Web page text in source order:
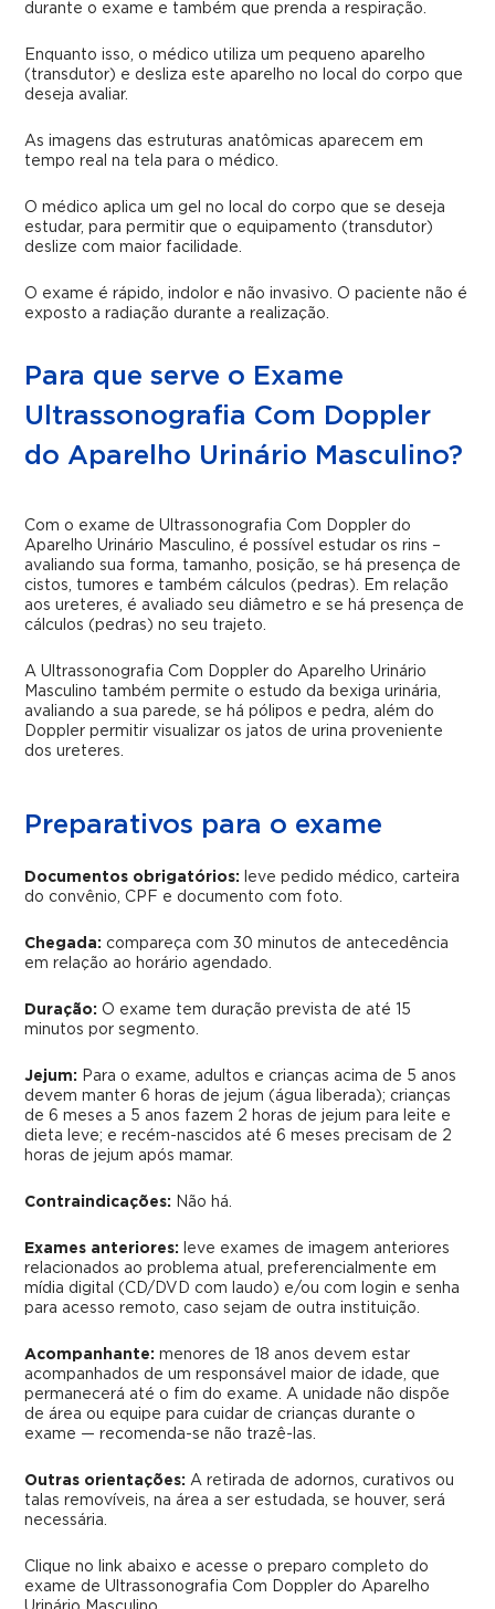
durante o exame e também que prenda a respiração.
Enquanto isso, o médico utiliza um pequeno aparelho
(transdutor) e desliza este aparelho no local do corpo que
deseja avaliar.
As imagens das estruturas anatômicas aparecem em
tempo real na tela para o médico.
O médico aplica um gel no local do corpo que se deseja
estudar, para permitir que o equipamento (transdutor)
deslize com maior facilidade.
O exame é rápido, indolor e não invasivo. O paciente não é
exposto a radiação durante a realização.
Para que serve o Exame
Ultrassonografia Com Doppler
do Aparelho Urinário Masculino?
Com o exame de Ultrassonografia Com Doppler do
Aparelho Urinário Masculino, é possível estudar os rins –
avaliando sua forma, tamanho, posição, se há presença de
cistos, tumores e também cálculos (pedras). Em relação
aos ureteres, é avaliado seu diâmetro e se há presença de
cálculos (pedras) no seu trajeto.
A Ultrassonografia Com Doppler do Aparelho Urinário
Masculino também permite o estudo da bexiga urinária,
avaliando a sua parede, se há pólipos e pedra, além do
Doppler permitir visualizar os jatos de urina proveniente
dos ureteres.
Preparativos para o exame
Documentos obrigatórios:
leve pedido médico, carteira
do convênio, CPF e documento com foto.
Chegada: compareça com 30 minutos de antecedência
em relação ao horário agendado.
Duração: O exame tem duração prevista de até 15
minutos por segmento.
Jejum: Para o exame, adultos e crianças acima de 5 anos
devem manter 6 horas de jejum (água liberada); crianças
de 6 meses a 5 anos fazem 2 horas de jejum para leite e
dieta leve; e recém-nascidos até 6 meses precisam de 2
horas de jejum após mamar.
Contraindicações: Não há.
Exames anteriores:
leve exames de imagem anteriores
relacionados ao problema atual, preferencialmente em
mídia digital (CD/DVD com laudo) e/ou com login e senha
para acesso remoto, caso sejam de outra instituição.
Acompanhante: menores de 18 anos devem estar
acompanhados de um responsável maior de idade, que
permanecerá até o fim do exame. A unidade não dispõe
de área ou equipe para cuidar de crianças durante o
exame — recomenda-se não trazê-las.
Outras orientações: A retirada de adornos, curativos ou
talas removíveis, na área a ser estudada, se houver, será
necessária.
Clique no link abaixo e acesse o preparo completo do
exame deUltrassonografia Com Doppler do Aparelho